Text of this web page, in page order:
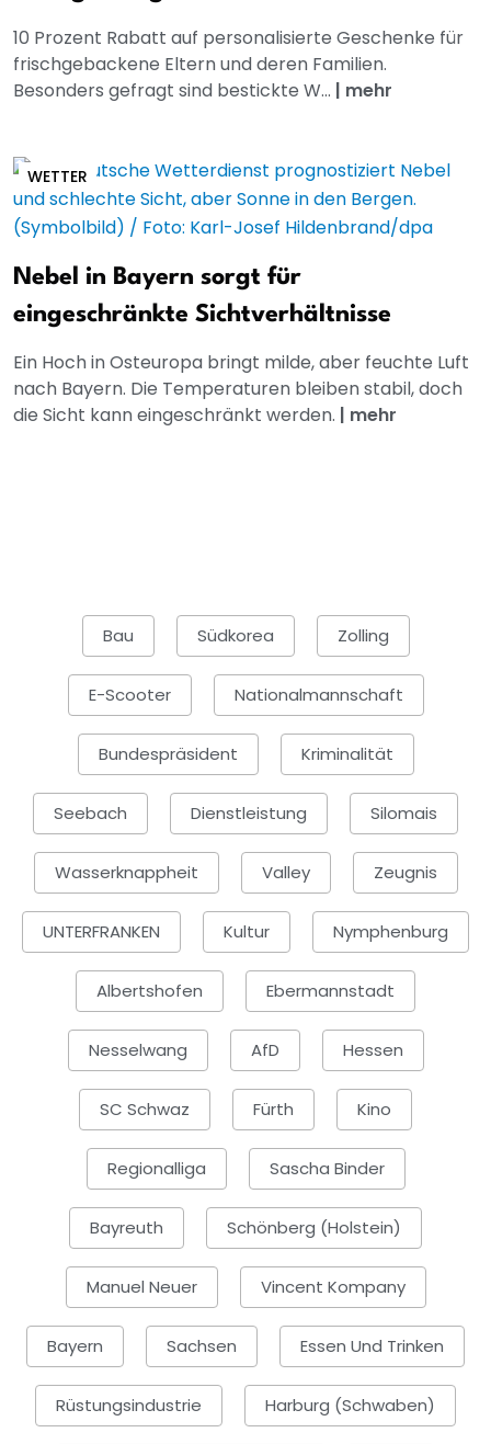
10 Prozent Rabatt auf personalisierte Geschenke für
frischgebackene Eltern und deren Familien.
Besonders gefragt sind bestickte W... | mehr
WETTER
Nebel in Bayern sorgt für
eingeschränkte Sichtverhältnisse
Ein Hoch in Osteuropa bringt milde, aber feuchte Luft
nach Bayern. Die Temperaturen bleiben stabil, doch
die Sicht kann eingeschränkt werden. | mehr
Bau Südkorea Zolling
E-Scooter Nationalmannschaft
Bundespräsident Kriminalität
Seebach Dienstleistung Silomais
Wasserknappheit Valley Zeugnis
UNTERFRANKEN Kultur Nymphenburg
Albertshofen Ebermannstadt
Nesselwang AfD Hessen
SC Schwaz Fürth Kino
Regionalliga Sascha Binder
Bayreuth Schönberg (Holstein)
Manuel Neuer Vincent Kompany
Bayern Sachsen Essen Und Trinken
Rüstungsindustrie Harburg (Schwaben)